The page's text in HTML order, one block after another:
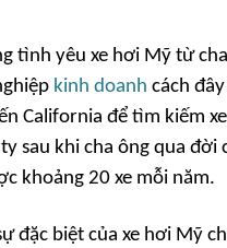
tình yêu xe hơi Mỹ từ
kinh doanh cách
California để tìm kiếm
sau khi cha ông qua đời
khoảng 20 xe mỗi năm.
đặc biệt của xe hơi Mỹ